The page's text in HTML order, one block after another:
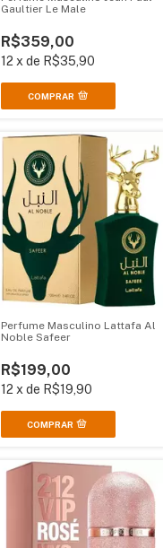
Gaultier Le Male
R$359,00
12 x de R$35,90
COMPRAR
Perfume Masculino Lattafa Al
Noble Safeer
R$199,00
12 xde R$19,90